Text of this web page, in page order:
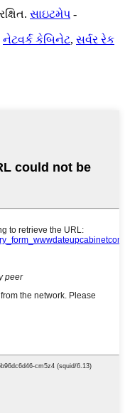
સાઇટમેપ -
નેટવર્ક કેબિનેટ, સર્વર રેક